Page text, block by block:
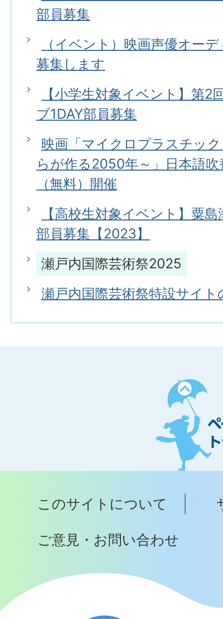
部員募集
（イベント）映画声優オー
募集します
【小学生対象イベント】第2
ブ1DAY部員募集
映画「マイクロプラスチッ
らが作る2050年～」日本語
（無料）開催
【高校生対象イベント】粟
部員募集【2023】
瀬戸内国際芸術祭2025
瀬戸内国際芸術祭特設サイ
ペ
ー
ジ
ト
ッ
へ
このサイトについて
ご意見・お問い合わせ